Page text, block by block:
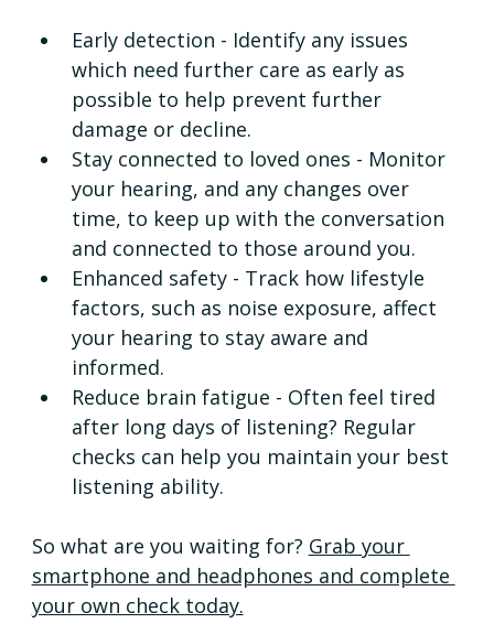
Early detection - Identify any issues
which need further care as early as
possible to help prevent further
damage or decline.
Stay connected to loved ones - Monitor
your hearing, and any changes over
time, to keep up with the conversation
and connected to those around you.
Enhanced safety - Track how lifestyle
factors, such as noise exposure, affect
your hearing to stay aware and
informed.
Reduce brain fatigue - Often feel tired
after long days of listening? Regular
checks can help you maintain your best
listening ability.
So what are you waiting for? Grab your
smartphone and headphones and complete
your own check today.